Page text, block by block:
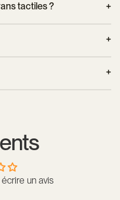
au froid.
tactiles ?
smartphone ou un GPS
incluse, ce qui
confort et maniabilité.
un avis